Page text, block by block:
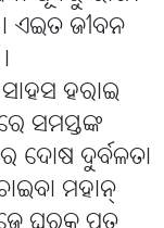
ଏଇତ ଜୀବନ
ହରାଇ
ସମସ୍ତଙ୍କ
ଦୋଷ ଦୁର୍ବଳତା
ମହାନ୍